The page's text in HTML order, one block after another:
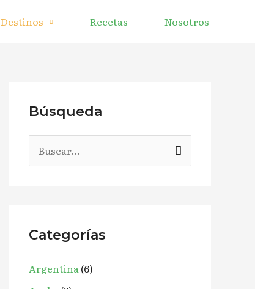
Destinos Recetas Nosotros
Búsqueda
a
p
Categorías
Argentina(6)